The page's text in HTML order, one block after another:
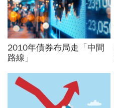
2010年債券布局走「中間
路線」